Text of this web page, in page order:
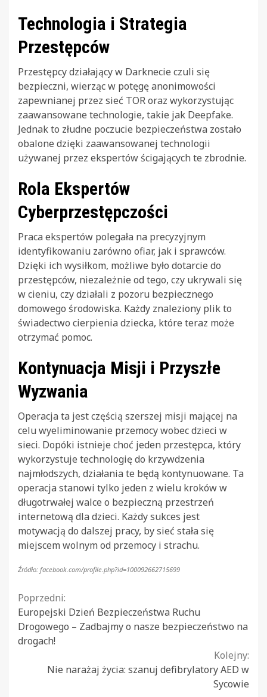
Technologia i Strategia
Przestępców
Przestępcy działający w Darknecie czuli się
bezpieczni, wierząc w potęgę anonimowości
zapewnianej przez sieć TOR oraz wykorzystując
zaawansowane technologie, takie jak Deepfake.
Jednak to złudne poczucie bezpieczeństwa zostało
obalone dzięki zaawansowanej technologii
używanej przez ekspertów ścigających te zbrodnie.
Rola Ekspertów
Cyberprzestępczości
Praca ekspertów polegała na precyzyjnym
identyfikowaniu zarówno ofiar, jak i sprawców.
Dzięki ich wysiłkom, możliwe było dotarcie do
przestępców, niezależnie od tego, czy ukrywali się
w cieniu, czy działali z pozoru bezpiecznego
domowego środowiska. Każdy znaleziony plik to
świadectwo cierpienia dziecka, które teraz może
otrzymać pomoc.
Kontynuacja Misji i Przyszłe
Wyzwania
Operacja ta jest częścią szerszej misji mającej na
celu wyeliminowanie przemocy wobec dzieci w
sieci. Dopóki istnieje choć jeden przestępca, który
wykorzystuje technologię do krzywdzenia
najmłodszych, działania te będą kontynuowane. Ta
operacja stanowi tylko jeden z wielu kroków w
długotrwałej walce o bezpieczną przestrzeń
internetową dla dzieci. Każdy sukces jest
motywacją do dalszej pracy, by sieć stała się
miejscem wolnym od przemocy i strachu.
Źródło: facebook.com/profile.php?id=100092662715699
Continue
Reading
Poprzedni:
Europejski Dzień Bezpieczeństwa Ruchu
Drogowego – Zadbajmy o nasze bezpieczeństwo na
drogach!
Kolejny:
Nie narażaj życia: szanuj defibrylatory AED w
Sycowie